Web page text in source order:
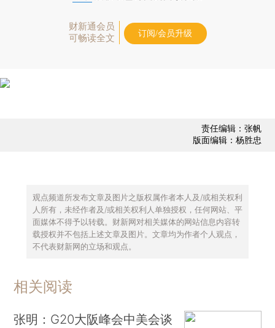
财新通会员
可畅读全文
订阅/会员升级
责任编辑：张帆
版面编辑：杨胜忠
观点频道所发布文章及图片之版权属作者本人及/或相关权利
人所有，未经作者及/或相关权利人单独授权，任何网站、平
面媒体不得予以转载。财新网对相关媒体的网站信息内容转
载授权并不包括上述文章及图片。文章均为作者个人观点，
不代表财新网的立场和观点。
相关阅读
张明：G20大阪峰会中美会谈